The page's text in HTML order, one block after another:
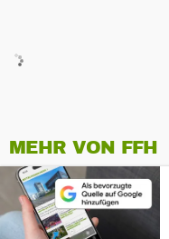
MEHR VON FFH